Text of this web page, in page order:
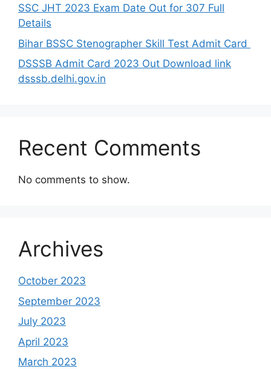
SSC JHT 2023 Exam Date Out for 307 Full
Details
Bihar BSSC Stenographer Skill Test Admit Card
DSSSB Admit Card 2023 Out Download link
dsssb.delhi.gov.in
Recent Comments
No comments to show.
Archives
October 2023
September 2023
July 2023
April 2023
March 2023